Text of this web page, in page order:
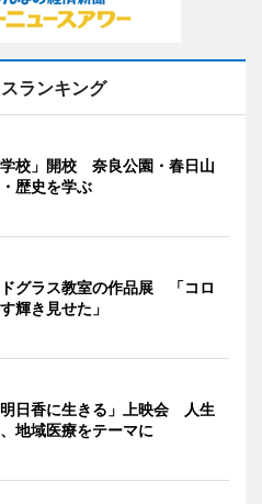
ランキング
学校」開校 奈良公園・春日山
歴史を学ぶ
グラス教室の作品展 「コロ
輝き見せた」
日香に生きる」上映会 人生
地域医療をテーマに